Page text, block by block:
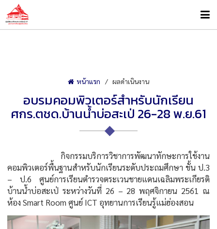
หน้าแรก ผลดำเนินงาน
อบรมคอมพิวเตอร์สำหรับนักเรียน
ศกร.ตชด.บ้านน้ำบ่อสะเป่ 26-28 พ.ย.61
กิจกรรมบริการวิชาการพัฒนาทักษะการใช้งาน
คอมพิวเตอร์พื้นฐานสำหรับนักเรียนระดับประถมศึกษา ชั้น ป.3
– ป.6 ศูนย์การเรียนตำรวจตระเวนชายแดนเฉลิมพระเกียรติ
บ้านน้ำบ่อสะเป่ ระหว่างวันที่ 26 – 28 พฤศจิกายน 2561 ณ
ห้อง Smart Room ศูนย์ ICT อุทยานการเรียนรู้แม่ฮ่องสอน